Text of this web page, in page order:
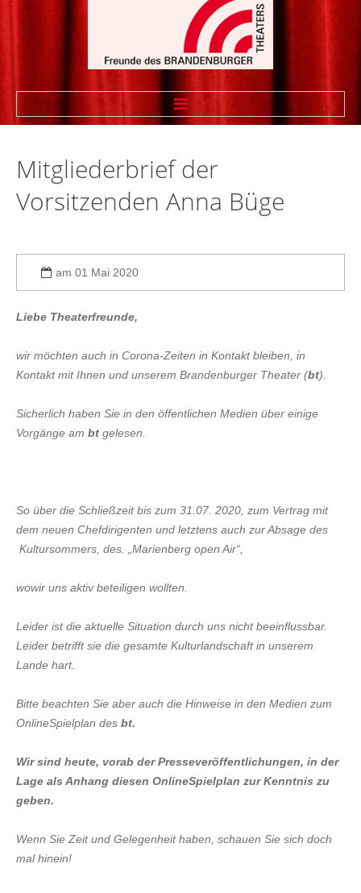
WIR ÜBER UNS
Theaterfreund werden
VERANSTALTUNGEN
AKTUELLES
Impressum
Datenschutz
Mitgliederbrief der
Vorsitzenden Anna Büge
am 01 Mai 2020
Liebe Theaterfreunde,
wir möchten auch in Corona-Zeiten in Kontakt bleiben, in
Kontakt mit Ihnen und unserem Brandenburger Theater (bt).
Sicherlich haben Sie in den öffentlichen Medien über einige
Vorgänge am bt gelesen.
So über die Schließzeit bis zum 31.07. 2020, zum Vertrag mit
dem neuen Chefdirigenten und letztens auch zur Absage des
Kultursommers, des. „Marienberg open Air“,
wowir uns aktiv beteiligen wollten.
Leider ist die aktuelle Situation durch uns nicht beeinflussbar.
Leider betrifft sie die gesamte Kulturlandschaft in unserem
Lande hart.
Bitte beachten Sie aber auch die Hinweise in den Medien zum
OnlineSpielplan des bt.
Wir sind heute, vorab der Presseveröffentlichungen, in der
Lage als Anhang diesen OnlineSpielplan zur Kenntnis zu
geben.
Wenn Sie Zeit und Gelegenheit haben, schauen Sie sich doch
mal hinein!